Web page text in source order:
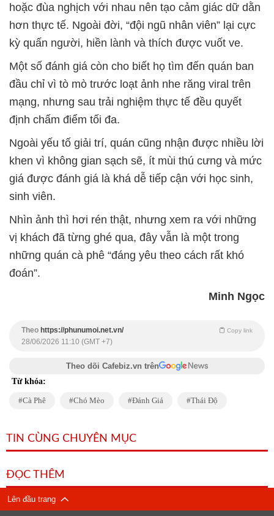
hoặc đùa nghịch với nhau nên tạo cảm giác dữ dằn
hơn thực tế. Ngoài đời, “đội ngũ nhân viên” lại cực
kỳ quấn người, hiền lành và thích được vuốt ve.
Một số đánh giá còn cho biết họ tìm đến quán ban
đầu chỉ vì tò mò trước loạt ảnh nhe răng viral trên
mạng, nhưng sau trải nghiệm thực tế đều quyết
định chấm điểm tối đa.
Ngoài yếu tố giải trí, quán cũng nhận được nhiều lời
khen vì không gian sạch sẽ, ít mùi thú cưng và mức
giá được đánh giá là khá dễ tiếp cận với học sinh,
sinh viên.
Nhìn ảnh thì hơi rén thật, nhưng xem ra với những
vị khách đã từng ghé qua, đây vẫn là một trong
những quán cà phê “đáng yêu theo cách rất khó
đoán”.
Minh Ngọc
Theo https://phunumoi.net.vn/ Copy link
28/06/2026 11:10 (GMT +7)
Theo dõi Cafebiz.vn trên
Từ khóa:
Cà Phê Chó Mèo Đánh Giá Thái Độ
TIN CÙNG CHUYÊN MỤC
ĐỌC THÊM
Lên đầu trang